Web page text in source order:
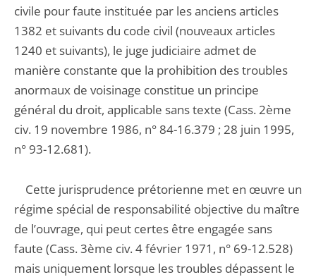
civile pour faute instituée par les anciens articles
1382 et suivants du code civil (nouveaux articles
1240 et suivants), le juge judiciaire admet de
manière constante que la prohibition des troubles
anormaux de voisinage constitue un principe
général du droit, applicable sans texte (Cass. 2ème
civ. 19 novembre 1986, n° 84-16.379 ; 28 juin 1995,
n° 93-12.681).
Cette jurisprudence prétorienne met en œuvre un
régime spécial de responsabilité objective du maître
de l’ouvrage, qui peut certes être engagée sans
faute (Cass. 3ème civ. 4 février 1971, n° 69-12.528)
mais uniquement lorsque les troubles dépassent le